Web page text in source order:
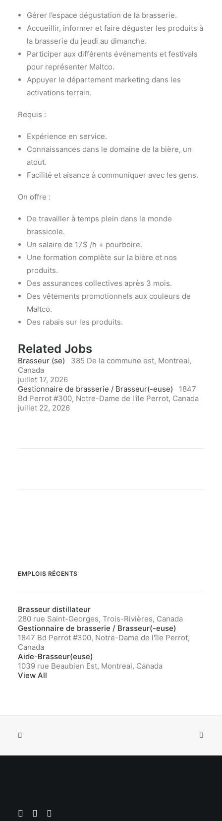
Gérer l’espace dégustation de la brasserie.
Accueillir, informer et faire déguster les produits à
la brasserie du jeudi au dimanche.
Participer aux différents événements et festivals
pour représenter Maltco.
Appuyer le département marketing dans les
activations terrain.
Requis :
Expérience en service.
Connaissances dans le domaine de la bière, un
atout.
Facilité et aisance à communiquer avec les gens.
On offre :
De travailler à temps plein dans le monde
brassicole.
Un salaire de 17$ /h + pourboire.
Une formation complète sur la bière et nos
produits.
Des assurances collectives après 3 mois.
Des vêtements promotionnels aux couleurs de
Maltco.
Des rabais sur les produits.
Related Jobs
Brasseur (se)
385 De la commune est, Montreal,
Canada
juillet 17, 2026
Gestionnaire de brasserie / Brasseur(-euse)
1847
Bd Perrot #300, Notre-Dame de l'île Perrot, Canada
juillet 22, 2026
EMPLOIS RÉCENTS
Brasseur distillateur
280 rue Saint-Georges, Trois-Rivières, Canada
Gestionnaire de brasserie / Brasseur(-euse)
1847 Bd Perrot #300, Notre-Dame de l'île Perrot,
Canada
Aide-Brasseur(euse)
1039 rue Beaubien Est, Montreal, Canada
View All